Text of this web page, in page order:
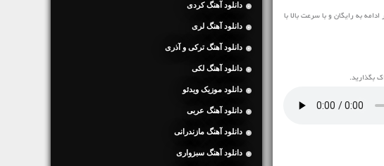
به رایگان و با سرعت بالا با
بگذارید.
دانلود آهنگ کردی
دانلود آهنگ لری
دانلود آهنگ ترکی و آذری
دانلود آهنگ لکی
دانلود موزیک ویدئو
دانلود آهنگ عربی
دانلود آهنگ مازندرانی
دانلود آهنگ سبزواری